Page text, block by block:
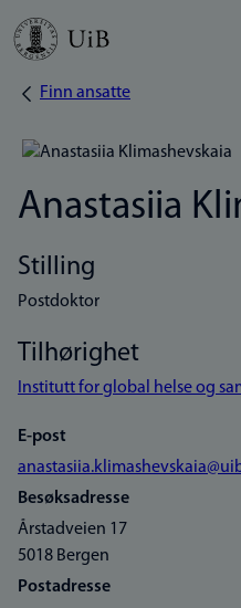
Hopp
Navigasjonssti
Finn ansatte
Anastasiia
Stilling
Postdoktor
Tilhørighet
Institutt for global helse og
E-post
Besøksadresse
Årstadveien 17
5018 Bergen
Postadresse